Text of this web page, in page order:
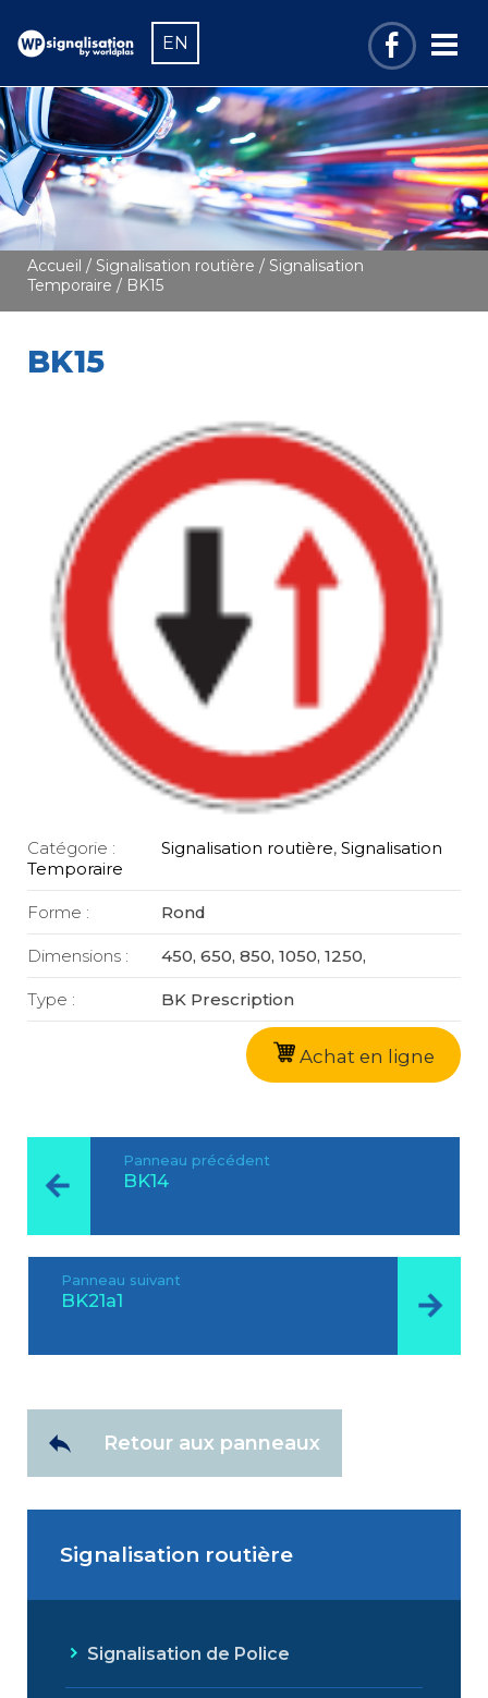
EN
Accueil / Signalisation routière / Signalisation
Temporaire / BK15
BK15
Catégorie : Signalisation routière,Signalisation
Temporaire
Forme : Rond
Dimensions : 450, 650, 850, 1050, 1250,
Type : BK Prescription
Achat en ligne
Panneau précédent
BK14
Panneau suivant
BK21a1
Retour aux panneaux
Signalisation routière
Signalisation de Police